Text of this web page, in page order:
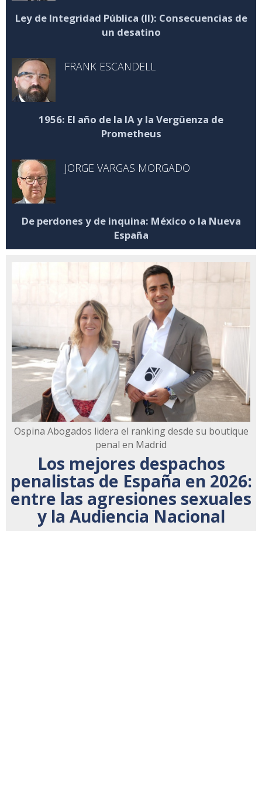
Ley de Integridad Pública (II): Consecuencias de
un desatino
FRANK ESCANDELL
1956: El año de la IA y la Vergüenza de
Prometheus
JORGE VARGAS MORGADO
De perdones y de inquina: México o la Nueva
España
Ospina Abogados lidera el ranking desde su boutique
penal en Madrid
Los mejores despachos
penalistas de España en 2026:
entre las agresiones sexuales
y la Audiencia Nacional